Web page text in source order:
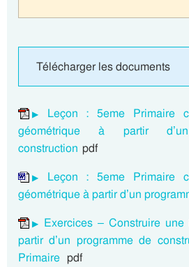
Télécharger les documents
Leçon : 5eme Primaire
géométrique à partir
construction pdf
Leçon : 5eme Primaire
géométrique à partir d’un
Exercices – Construire
partir d’un programme de
Primaire pdf